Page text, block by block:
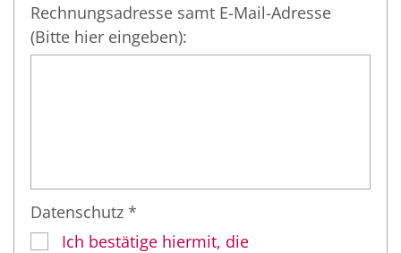
Rechnungsadresse samt E-Mail-Adresse
(Bitte hier eingeben):
Datenschutz *
Ich bestätige hiermit, die